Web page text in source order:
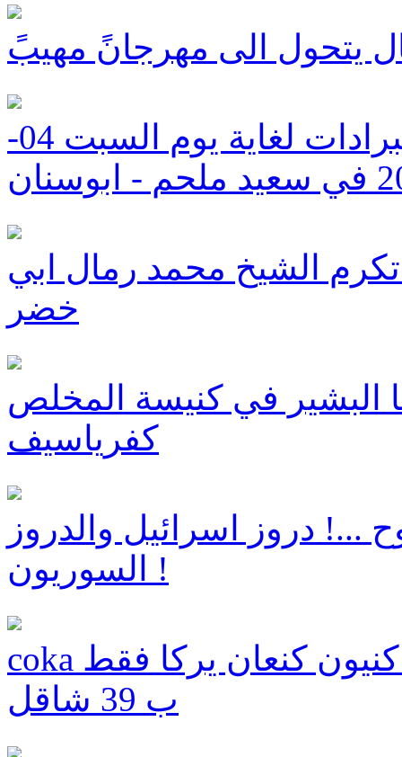
يتحول الى مهرجانً مهيبً
بعد الاقبال الكبير تمديد حملة البرادات لغاية يوم السبت 04-
- ابوسنان
تكرم الشيخ محمد رمال ابي
خضر
البشير في كنيسة المخلص
كفرياسيف
...! دروز اسرائيل والدروز
السوريون !
coka للاحذيه النسائية والصبايا الان في كنيون كنعان يركا فقط
ب 39 شاقل